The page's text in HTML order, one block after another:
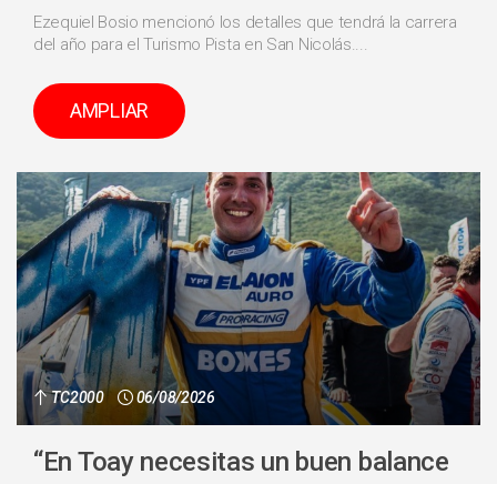
Ezequiel Bosio mencionó los detalles que tendrá la carrera
del año para el Turismo Pista en San Nicolás....
AMPLIAR
TC2000 06/08/2026
“En Toay necesitas un buen balance